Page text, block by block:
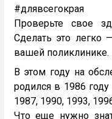
#длявсегокрая
Проверьте свое
Сделать это легко
вашей поликлинике.
В этом году на
родился в 1986
1987, 1990, 1993,
Что еще нужно